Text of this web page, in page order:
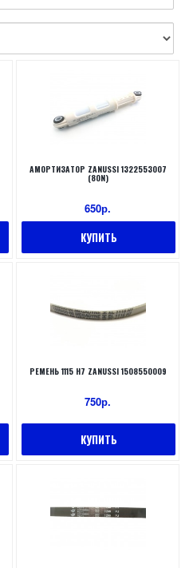
АМОРТИЗАТОР ZANUSSI 1322553007
(80N)
650р.
КУПИТЬ
РЕМЕНЬ 1115 H7 ZANUSSI 1508550009
750р.
КУПИТЬ